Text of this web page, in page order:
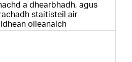
a dhearbhadh, agus
staitisteil air
oileanaich